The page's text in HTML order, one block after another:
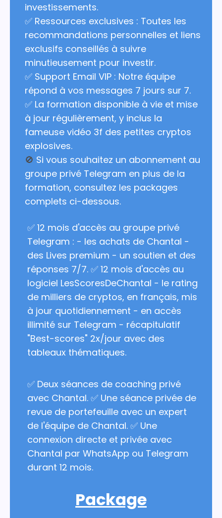
investissements.
✅ Ressources exclusives : Toutes les
recommandations personnelles et liens
exclusifs conseillés à suivre
minutieusement pour investir.
✅ Support Email VIP : Notre équipe
répond à vos messages 7 jours sur 7.
✅ La formation disponible à vie et mise
à jour régulièrement, y inclus la
fameuse vidéo 3f des petites cryptos
explosives.
🚫 Si vous souhaitez un abonnement au
groupe privé Telegram en plus de la
formation, consultez les packages
complets ci-dessous.
✅ 12 mois d'accès au groupe privé
Telegram : - les achats de Chantal -
des Lives premium - un soutien et des
réponses 7/7. ✅ 12 mois d'accès au
logiciel LesScoresDeChantal - le rating
de milliers de cryptos, en français, mis
à jour quotidiennement - en accès
illimité sur Telegram - récapitulatif
"Best-scores" 2x/jour avec des
tableaux thématiques.
✅ Deux séances de coaching privé
avec Chantal. ✅ Une séance privée de
revue de portefeuille avec un expert
de l'équipe de Chantal. ✅ Une
connexion directe et privée avec
Chantal par WhatsApp ou Telegram
durant 12 mois.
Package